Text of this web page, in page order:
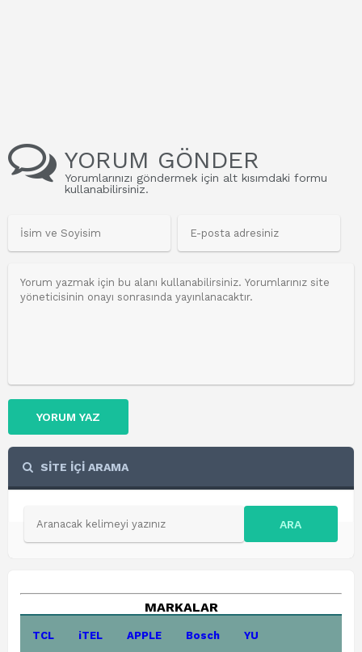
YORUM GÖNDER
Yorumlarınızı göndermek için alt kısımdaki formu
kullanabilirsiniz.
YORUM YAZ
SİTE İÇİ ARAMA
ARA
MARKALAR
TCL iTEL APPLE Bosch YU